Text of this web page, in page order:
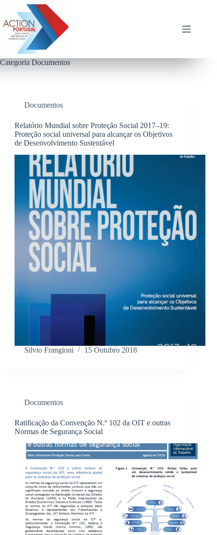
conteúdo
Categoria Documentos
Documentos
Relatório Mundial sobre Proteção Social 2017–19:
Proteção social universal para alcançar os Objetivos
de Desenvolvimento Sustentável
Silvio Frangioni 15 Outubro 2018
Documentos
Ratificação da Convenção N.º 102 da OIT e outras
Normas de Segurança Social